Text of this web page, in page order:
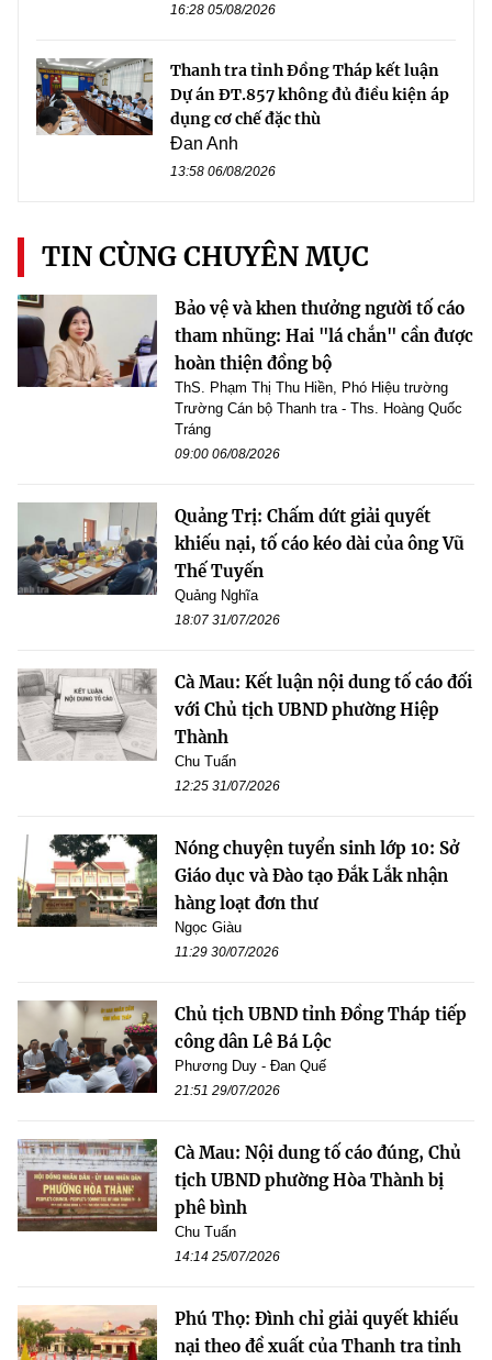
16:28 05/08/2026
Thanh tra tỉnh Đồng Tháp kết luận
Dự án ĐT.857 không đủ điều kiện áp
dụng cơ chế đặc thù
Đan Anh
13:58 06/08/2026
TIN CÙNG CHUYÊN MỤC
Bảo vệ và khen thưởng người tố cáo
tham nhũng: Hai "lá chắn" cần được
hoàn thiện đồng bộ
ThS. Phạm Thị Thu Hiền, Phó Hiệu trường
Trường Cán bộ Thanh tra - Ths. Hoàng Quốc
Tráng
09:00 06/08/2026
Quảng Trị: Chấm dứt giải quyết
khiếu nại, tố cáo kéo dài của ông Vũ
Thế Tuyến
Quảng Nghĩa
18:07 31/07/2026
Cà Mau: Kết luận nội dung tố cáo đối
với Chủ tịch UBND phường Hiệp
Thành
Chu Tuấn
12:25 31/07/2026
Nóng chuyện tuyển sinh lớp 10: Sở
Giáo dục và Đào tạo Đắk Lắk nhận
hàng loạt đơn thư
Ngọc Giàu
11:29 30/07/2026
Chủ tịch UBND tỉnh Đồng Tháp tiếp
công dân Lê Bá Lộc
Phương Duy - Đan Quế
21:51 29/07/2026
Cà Mau: Nội dung tố cáo đúng, Chủ
tịch UBND phường Hòa Thành bị
phê bình
Chu Tuấn
14:14 25/07/2026
Phú Thọ: Đình chỉ giải quyết khiếu
nại theo đề xuất của Thanh tra tỉnh